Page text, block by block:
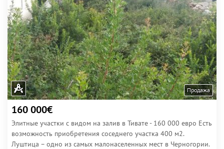
Продажа
160 000€
Элитные участки с видом на залив в Тивате - 160 000 евро Есть
возможность приобретения соседнего участка 400 м2.
Луштица – одно из самых малонаселенных мест в Черногории.